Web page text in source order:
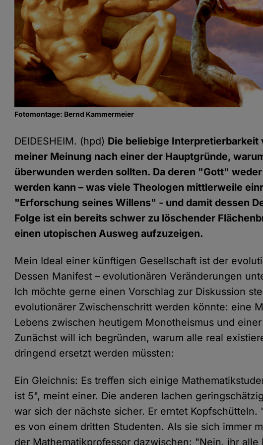
Fotomontage: Bernd Kammermeier
DEIDESHEIM. (hpd) Die beliebige Interpretierbarkeit
meiner Meinung nach einer der Hauptgründe,
überwunden werden sollten. Da deren "Gott"
werden kann – was viele Theologen mittlerweile
"Erforschung seines Willens" - und damit dessen
Folge ist ein bereits schwer zu löschender
einen utopischen Ausweg aufzuzeigen.
Mein Ideal einer künftigen Gesellschaft ist der
Dessen Manifest – evolutionären Veränderungen
Ich möchte gerne einen Vorschlag zur Diskussion
evolutionärer Zwischenschritt werden könnte: eine
Lebens zwischen heutigem Monotheismus und
Zunächst will ich begründen, warum alle real
dringend ersetzt werden müssten:
Ein Gleichnis: Es treffen sich einige
ist 5", meint einer. Die anderen lachen
war sich der nächste sicher. Er erntet Kopfschütteln.
es von einem dritten Studenten. Als sie sich immer
der Mathematikprofessor dazwischen: "Nein, ihr